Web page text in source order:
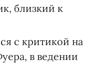
близкий к
с критикой на
в ведении